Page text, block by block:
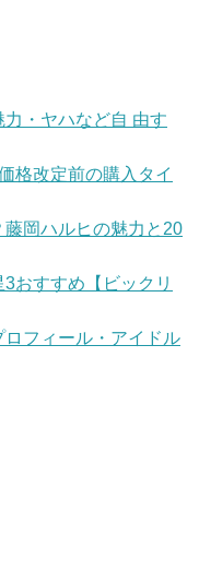
・ヤハなど自 由す
格改定前の購入タイ
岡ハルヒの魅力と20
おすすめ【ビックリ
フィール・アイドル